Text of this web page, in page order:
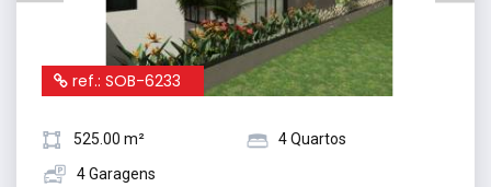
ref.: SOB-6233
525.00 m²
4 Quartos
4 Garagens